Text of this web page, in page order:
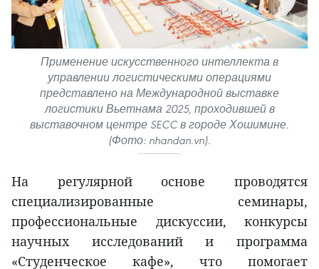
Применение искусственного интеллекта в
управлении логистическими операциями
представлено на Международной выставке
логистики Вьетнама 2025, проходившей в
выставочном центре SECC в городе Хошимине.
(Фото: nhandan.vn).
На регулярной основе проводятся
специализированные семинары,
профессиональные дискуссии, конкурсы
научных исследований и программа
«Студенческое кафе», что помогает